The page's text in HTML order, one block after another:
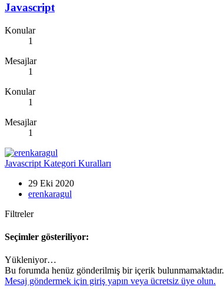
Javascript
Konular
1
Mesajlar
1
Konular
1
Mesajlar
1
Javascript Kategori Kuralları
29 Eki 2020
erenkaragul
Filtreler
Seçimler gösteriliyor:
Yükleniyor…
Bu forumda henüz gönderilmiş bir içerik bulunmamaktadır.
Mesaj göndermek için giriş yapın veya ücretsiz üye olun.